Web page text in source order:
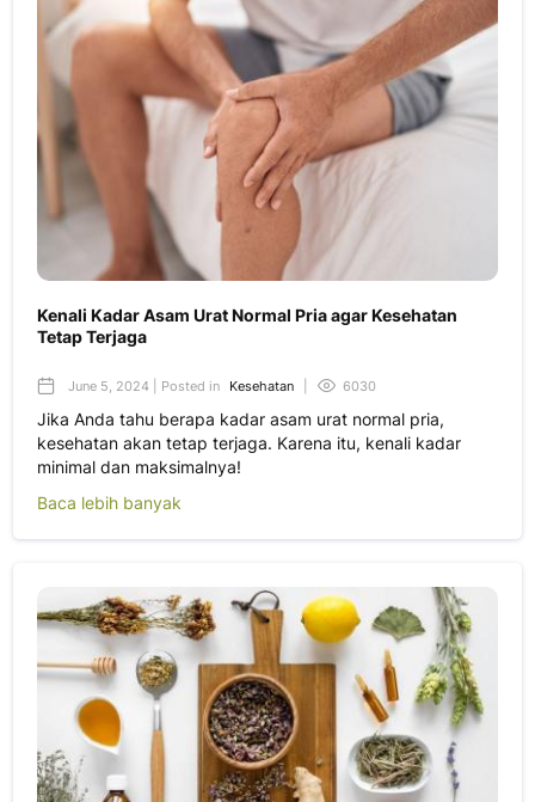
Kenali Kadar Asam Urat Normal Pria agar Kesehatan
Tetap Terjaga
June 5, 2024 | Posted in Kesehatan 6030
Jika Anda tahu berapa kadar asam urat normal pria,
kesehatan akan tetap terjaga. Karena itu, kenali kadar
minimal dan maksimalnya!
Baca lebih banyak